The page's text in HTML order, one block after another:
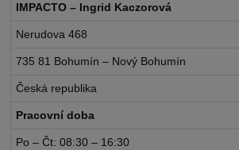
IMPACTO – Ingrid Kaczorová
Nerudova 468
735 81 Bohumín – Nový Bohumín
Česká republika
Pracovní doba
Po – Čt: 08:30 – 16:30